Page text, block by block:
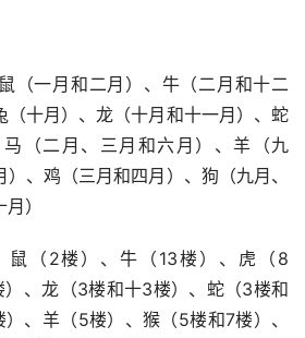
（一月和二月）、牛（二月和十二
（十月）、龙（十月和十一月）、蛇
马（二月、三月和六月）、羊（九
、鸡（三月和四月）、狗（九月、
）
鼠（2楼）、牛（13楼）、虎（8
、龙（3楼和十3楼）、蛇（3楼和
、羊（5楼）、猴（5楼和7楼）、